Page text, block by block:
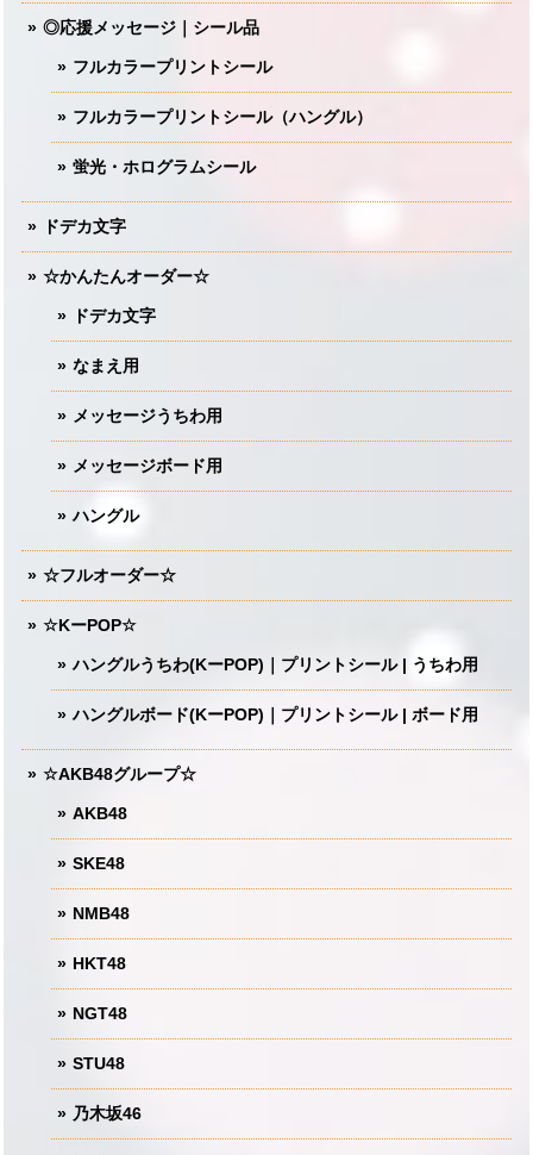
◎応援メッセージ｜シール品
フルカラープリントシール
フルカラープリントシール（ハングル）
蛍光・ホログラムシール
ドデカ文字
☆かんたんオーダー☆
ドデカ文字
なまえ用
メッセージうちわ用
メッセージボード用
ハングル
☆フルオーダー☆
☆KーPOP☆
ハングルうちわ(KーPOP)｜プリントシール | うちわ用
ハングルボード(KーPOP)｜プリントシール | ボード用
☆AKB48グループ☆
AKB48
SKE48
NMB48
HKT48
NGT48
STU48
乃木坂46